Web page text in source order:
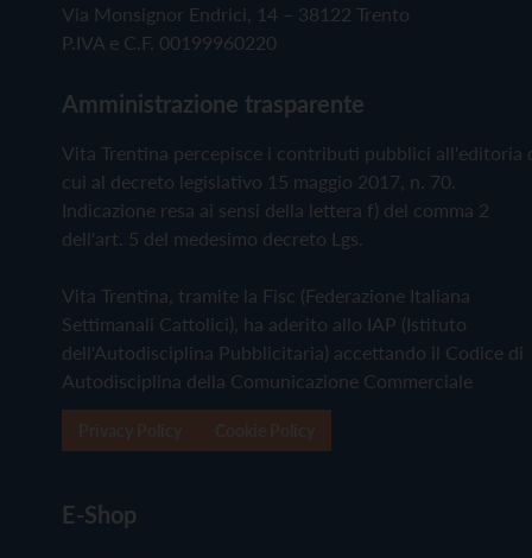
Via Monsignor Endrici, 14 – 38122 Trento
P.IVA e C.F. 00199960220
Amministrazione trasparente
Vita Trentina percepisce i contributi pubblici all'editoria
cui al decreto legislativo 15 maggio 2017, n. 70.
Indicazione resa ai sensi della lettera f) del comma 2
dell'art. 5 del medesimo decreto Lgs.
Vita Trentina, tramite la Fisc (Federazione Italiana
Settimanali Cattolici), ha aderito allo IAP (Istituto
dell'Autodisciplina Pubblicitaria) accettando il Codice di
Autodisciplina della Comunicazione Commerciale
E-Shop